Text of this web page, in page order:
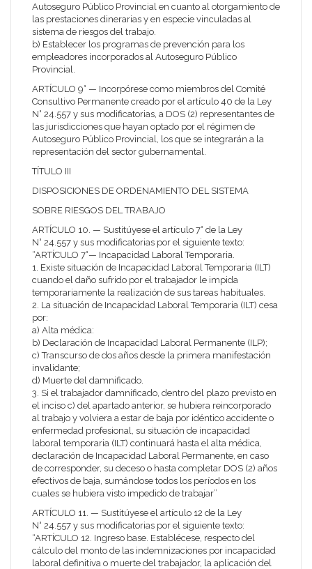
Autoseguro Público Provincial en cuanto al otorgamiento de
las prestaciones dinerarias y en especie vinculadas al
sistema de riesgos del trabajo.
b) Establecer los programas de prevención para los
empleadores incorporados al Autoseguro Público
Provincial.
ARTÍCULO 9° — Incorpórese como miembros del Comité
Consultivo Permanente creado por el artículo 40 de la Ley
N° 24.557 y sus modificatorias, a DOS (2) representantes de
las jurisdicciones que hayan optado por el régimen de
Autoseguro Público Provincial, los que se integrarán a la
representación del sector gubernamental.
TÍTULO III
DISPOSICIONES DE ORDENAMIENTO DEL SISTEMA
SOBRE RIESGOS DEL TRABAJO
ARTÍCULO 10. — Sustitúyese el artículo 7° de la Ley
N° 24.557 y sus modificatorias por el siguiente texto:
“ARTÍCULO 7°— Incapacidad Laboral Temporaria.
1. Existe situación de Incapacidad Laboral Temporaria (ILT)
cuando el daño sufrido por el trabajador le impida
temporariamente la realización de sus tareas habituales.
2. La situación de Incapacidad Laboral Temporaria (ILT) cesa
por:
a) Alta médica:
b) Declaración de Incapacidad Laboral Permanente (ILP);
c) Transcurso de dos años desde la primera manifestación
invalidante;
d) Muerte del damnificado.
3. Si el trabajador damnificado, dentro del plazo previsto en
el inciso c) del apartado anterior, se hubiera reincorporado
al trabajo y volviera a estar de baja por idéntico accidente o
enfermedad profesional, su situación de incapacidad
laboral temporaria (ILT) continuará hasta el alta médica,
declaración de Incapacidad Laboral Permanente, en caso
de corresponder, su deceso o hasta completar DOS (2) años
efectivos de baja, sumándose todos los períodos en los
cuales se hubiera visto impedido de trabajar”
ARTÍCULO 11. — Sustitúyese el artículo 12 de la Ley
N° 24.557 y sus modificatorias por el siguiente texto:
“ARTÍCULO 12. Ingreso base. Establécese, respecto del
cálculo del monto de las indemnizaciones por incapacidad
laboral definitiva o muerte del trabajador, la aplicación del